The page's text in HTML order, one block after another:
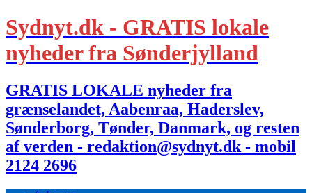
Sydnyt.dk - GRATIS lokale
nyheder fra Sønderjylland
GRATIS LOKALE nyheder fra
grænselandet, Aabenraa, Haderslev,
Sønderborg, Tønder, Danmark, og resten
af verden - redaktion@sydnyt.dk - mobil
2124 2696